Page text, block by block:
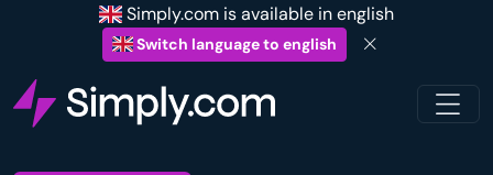
Simply.com is available in english
Switch language to english